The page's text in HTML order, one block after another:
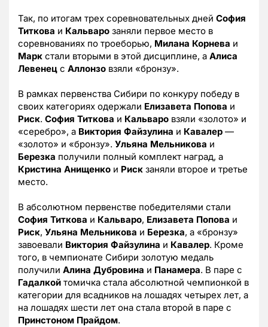
Так, по итогам трех соревновательных дней София
Титкова и Кальваро заняли первое место в
соревнованиях по троеборью, Милана Корнева и
Марк стали вторыми в этой дисциплине, а Алиса
Левенец с Аллонзо взяли «бронзу».
В рамках первенства Сибири по конкуру победу в
своих категориях одержали Елизавета Попова и
Риск. София Титкова и Кальваро взяли «золото» и
«серебро», а Виктория Файзулина и Кавалер —
«золото» и «бронзу». Ульяна Мельникова и
Березка получили полный комплект наград, а
Кристина Анищенко и Риск заняли второе и третье
место.
В абсолютном первенстве победителями стали
София Титкова и Кальваро, Елизавета Попова и
Риск, Ульяна Мельникова и Березка, а «бронзу»
завоевали Виктория Файзулина и Кавалер. Кроме
того, в чемпионате Сибири золотую медаль
получили Алина Дубровина и Панамера. В паре с
Гадалкой томичка стала абсолютной чемпионкой в
категории для всадников на лошадях четырех лет, а
на лошадях шести лет она стала второй в паре с
Принстоном Прайдом.